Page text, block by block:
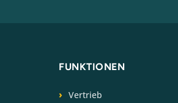
FUNKTIONEN
Vertrieb